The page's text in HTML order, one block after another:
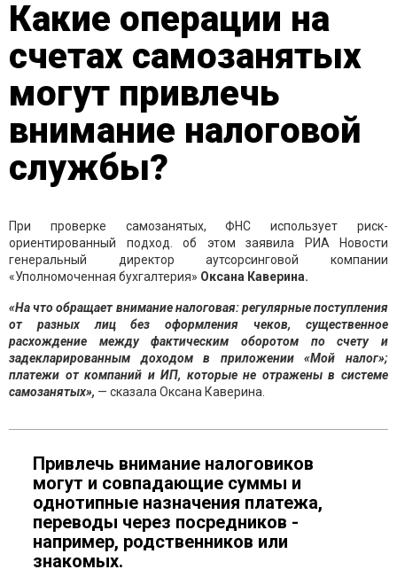
Какие операции на
счетах самозанятых
могут привлечь
внимание налоговой
службы?
При проверке самозанятых, ФНС использует риск-
ориентированный подход. об этом заявила РИА Новости
генеральный директор аутсорсинговой компании
«Уполномоченная бухгалтерия» Оксана Каверина.
«На что обращает внимание налоговая: регулярные поступления
от разных лиц без оформления чеков, существенное
расхождение между фактическим оборотом по счету и
задекларированным доходом в приложении «Мой налог»;
платежи от компаний и ИП, которые не отражены в системе
самозанятых», — сказала Оксана Каверина.
Привлечь внимание налоговиков
могут и совпадающие суммы и
однотипные назначения платежа,
переводы через посредников -
например, родственников или
знакомых.